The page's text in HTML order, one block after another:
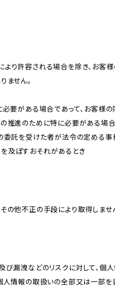
より許容される場合を除き、お
ません。
必要がある場合であって、お客様
推進のために特に必要がある場
委託を受けた者が法令の定める
及ぼすおそれがあるとき
の他不正の手段により取得しませ
び漏洩などのリスクに対して、
人情報の取扱いの全部又は一部